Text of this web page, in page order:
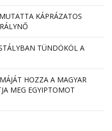
KÁPRÁZATOS
TÜNDÖKÖL A
HOZZA A MAGYAR
MEG EGYIPTOMOT